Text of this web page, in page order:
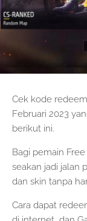
Cek kode redeem
Februari 2023
berikut ini.
Bagi pemain
seakan jadi jalan
dan skin tanpa
Cara dapat